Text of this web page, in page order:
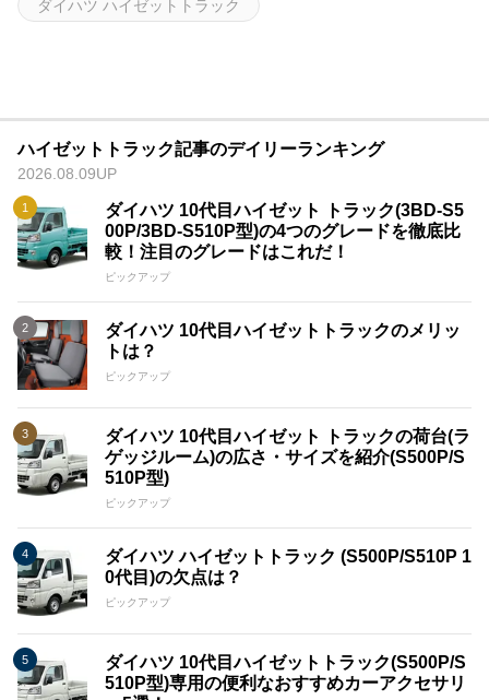
ダイハツ ハイゼットトラック
ハイゼットトラック記事のデイリーランキング
2026.08.09UP
ダイハツ 10代目ハイゼット トラック(3BD-S5
00P/3BD-S510P型)の4つのグレードを徹底比
較！注目のグレードはこれだ！
ピックアップ
ダイハツ 10代目ハイゼットトラックのメリッ
トは？
ピックアップ
ダイハツ 10代目ハイゼット トラックの荷台(ラ
ゲッジルーム)の広さ・サイズを紹介(S500P/S
510P型)
ピックアップ
ダイハツ ハイゼットトラック (S500P/S510P 1
0代目)の欠点は？
ピックアップ
ダイハツ 10代目ハイゼットトラック(S500P/S
510P型)専用の便利なおすすめカーアクセサリ